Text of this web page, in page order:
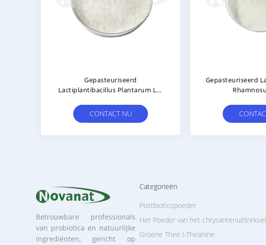
LA11-Onlly
allergeenvrij/glutenvrij/zuivelvrij
Gemengd Gefermenteerd
Postbiotica Sap Postbiotica
Evenwicht/gefermenteerd Sap
Betrouwbare professionals
van probiotica en natuurlijke
ingrediënten, gericht op
Categorieën
Postbioticspoeder
Het Poeder van het chrysantenuittreksel
Groene Thee l-Theanine